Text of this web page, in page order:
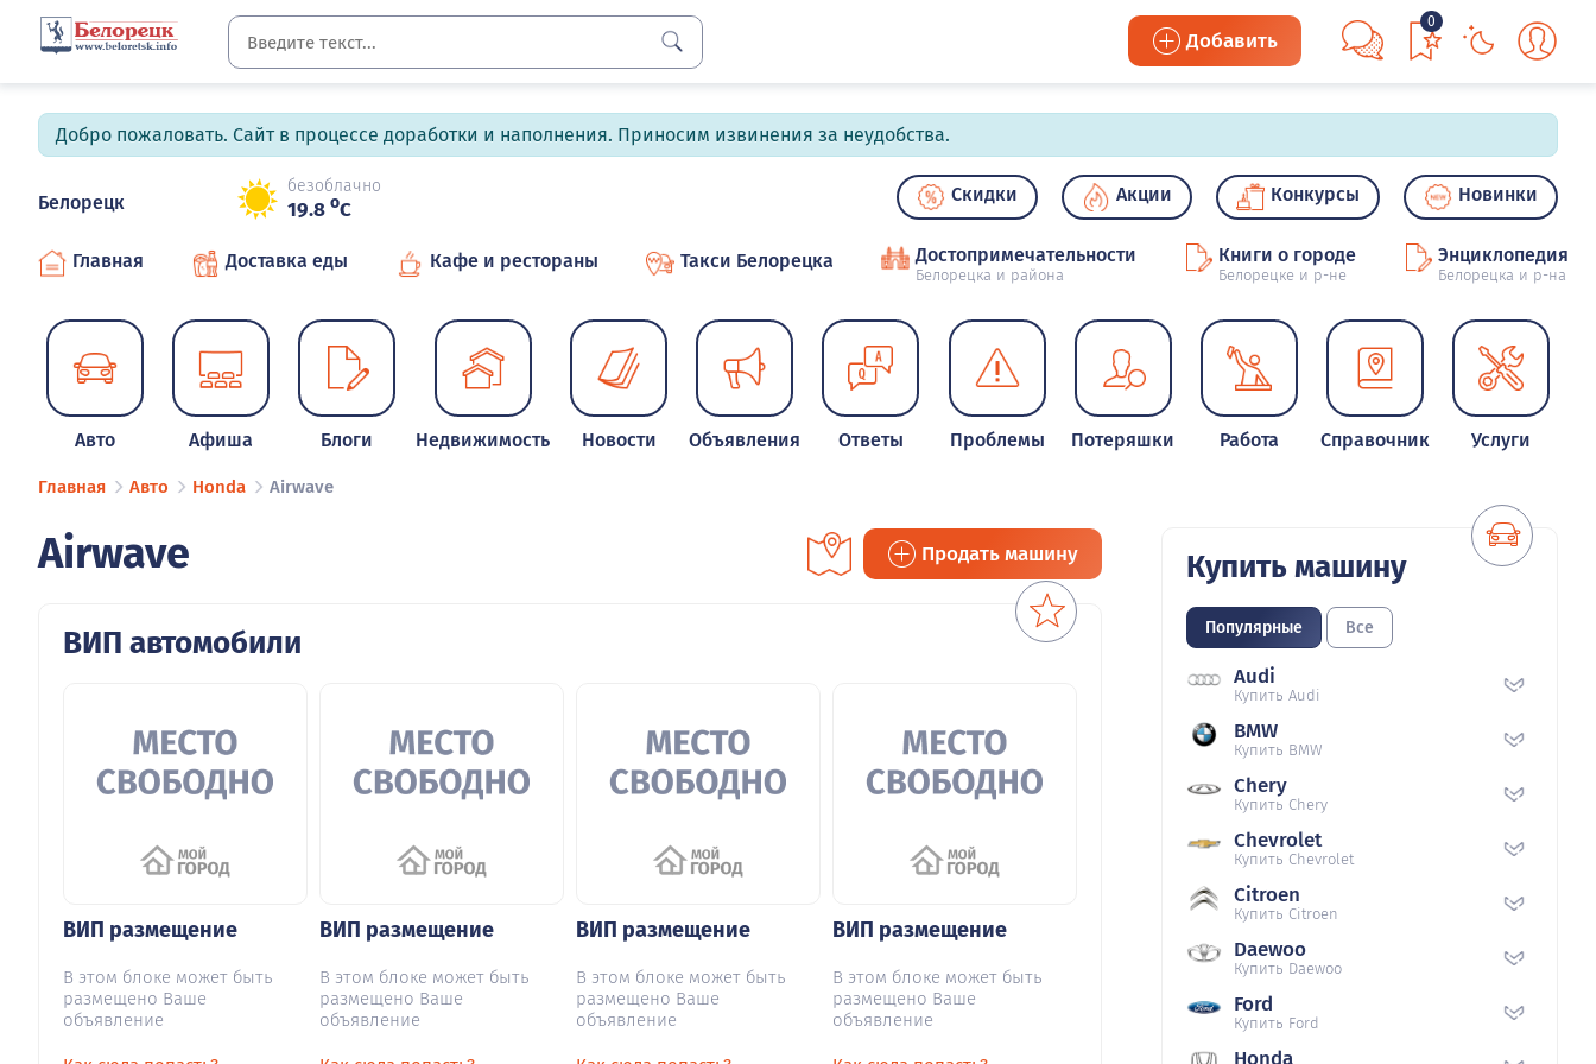
Добавить
0
Добро пожаловать. Сайт в процессе доработки и наполнения. Приносим извинения за неудобства.
Белорецк
безоблачно
19.8 oC
Скидки Акции Конкурсы Новинки
Главная Доставка еды Кафе и рестораны Такси Белорецка Достопримечательности
Белорецка и района
Книги о городе
Белорецке и р-не
Энциклопедия
Белорецка и р-на
Авто Афиша Блоги Недвижимость Новости Объявления Ответы Проблемы Потеряшки Работа Справочник Услуги
Главная Авто Honda Airwave
Airwave Продать машину
ВИП автомобили
ВИП размещение
В этом блоке может быть
размещено Ваше
объявление
ВИП размещение
В этом блоке может быть
размещено Ваше
объявление
ВИП размещение
В этом блоке может быть
размещено Ваше
объявление
ВИП размещение
В этом блоке может быть
размещено Ваше
объявление
Купить машину
Популярные Все
Audi
Купить Audi
BMW
Купить BMW
Chery
Купить Chery
Chevrolet
Купить Chevrolet
Citroen
Купить Citroen
Daewoo
Купить Daewoo
Ford
Купить Ford
Honda